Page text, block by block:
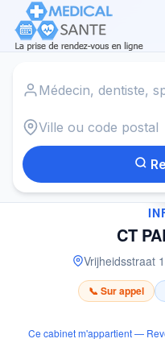
CT
Vrijheidsstraat
📞 Sur appel
Ce cabinet m'appartient —